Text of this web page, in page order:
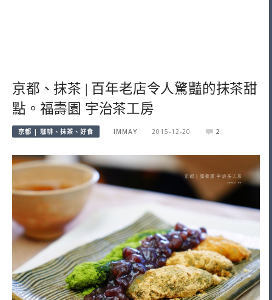
京都、抹茶 | 百年老店令人驚豔的抹茶甜
點。福壽園 宇治茶工房
京都 | 珈琲、抹茶、好食 IMMAY 2015-12-20 2